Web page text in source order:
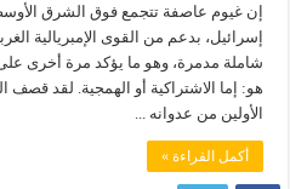
إن غيوم عاصفة تتجمع فوق الشرق
إسرائيل، بدعم من القوى الإمبريالية
شاملة مدمرة، وهو ما يؤكد مرة أخرى على
هو: إما الاشتراكية أو الهمجية. لقد قصف
الأولين من عدوانه ...
أكمل القراءة »